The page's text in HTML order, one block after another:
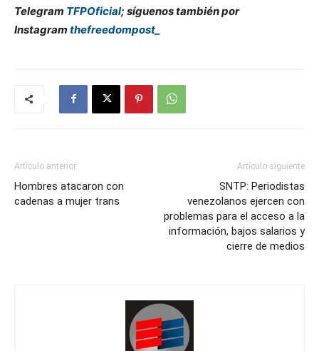
Telegram TFPOficial; síguenos también por
Instagram thefreedompost_
Artículo anterior
Hombres atacaron con
cadenas a mujer trans
Artículo siguiente
SNTP: Periodistas
venezolanos ejercen con
problemas para el acceso a la
información, bajos salarios y
cierre de medios